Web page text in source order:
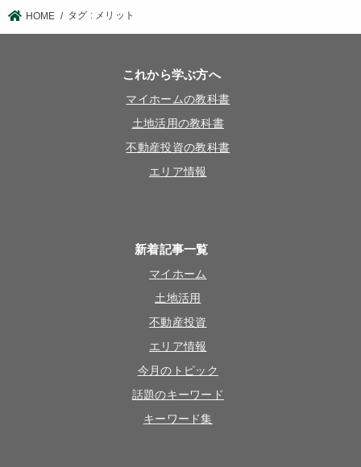
HOME タグ : メリット
これから学ぶ方へ
マイホームの教科書
土地活用の教科書
不動産投資の教科書
エリア情報
新着記事一覧
マイホーム
土地活用
不動産投資
エリア情報
今月のトピック
話題のキーワード
キーワード集